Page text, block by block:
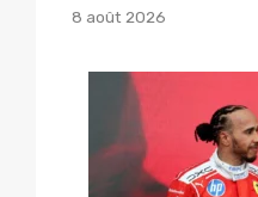
8 août 2026